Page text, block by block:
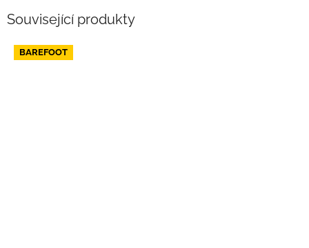
Související produkty
BAREFOOT